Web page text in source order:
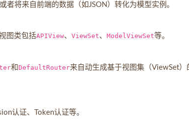
将来自前端的数据（如JSON）转化为模型实例。
图类包括APIView、 ViewSet、 ModelViewSet等。
和DefaultRouter来自动生成基于视图集（ViewSet）
认证、Token认证等。